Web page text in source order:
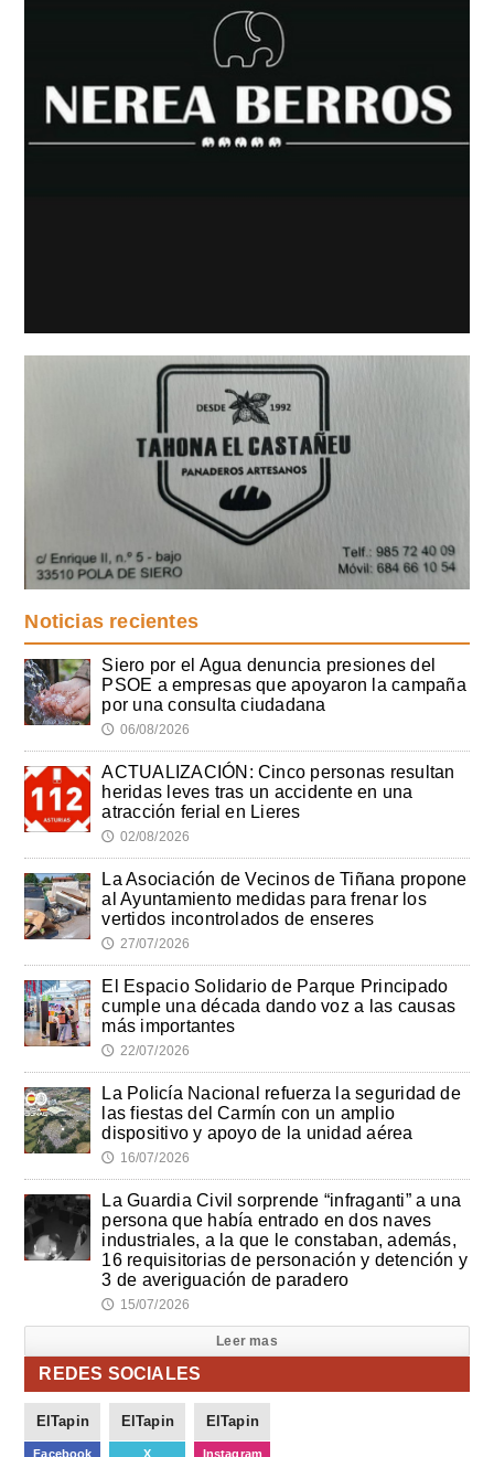
Noticias recientes
Siero por el Agua denuncia presiones del
PSOE a empresas que apoyaron la campaña
por una consulta ciudadana
🕔 06/08/2026
ACTUALIZACIÓN: Cinco personas resultan
heridas leves tras un accidente en una
atracción ferial en Lieres
🕔 02/08/2026
La Asociación de Vecinos de Tiñana propone
al Ayuntamiento medidas para frenar los
vertidos incontrolados de enseres
🕔 27/07/2026
El Espacio Solidario de Parque Principado
cumple una década dando voz a las causas
más importantes
🕔 22/07/2026
La Policía Nacional refuerza la seguridad de
las fiestas del Carmín con un amplio
dispositivo y apoyo de la unidad aérea
🕔 16/07/2026
La Guardia Civil sorprende “infraganti” a una
persona que había entrado en dos naves
industriales, a la que le constaban, además,
16 requisitorias de personación y detención y
3 de averiguación de paradero
🕔 15/07/2026
Leer mas
REDES SOCIALES
ElTapin
Facebook
ElTapin
X
ElTapin
Instagram